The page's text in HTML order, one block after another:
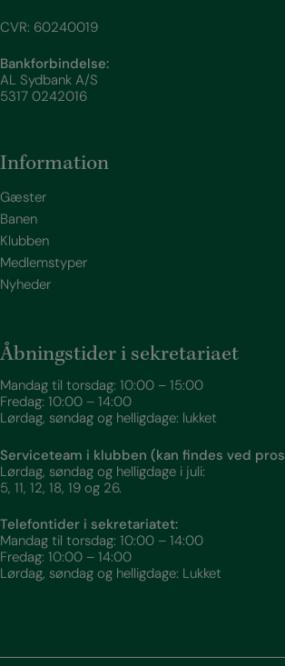
CVR: 60240019
Bankforbindelse:
AL Sydbank A/S
5317 0242016
Information
Gæster
Banen
Klubben
Medlemstyper
Nyheder
Åbningstider i sekretariaet
Mandag til torsdag: 10:00 – 15:00
Fredag: 10:00 – 14:00
Lørdag, søndag og helligdage: lukket
Serviceteam i klubben (kan findes ved
Lørdag, søndag og helligdage i juli:
5, 11, 12, 18, 19 og 26.
Telefontider i sekretariatet:
Mandag til torsdag: 10:00 – 14:00
Fredag: 10:00 – 14:00
Lørdag, søndag og helligdage: Lukket